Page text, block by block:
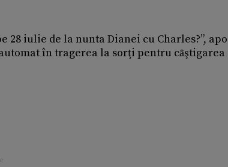
28 iulie de la nunta Dianei cu Charles?”,
în tragerea la sorţi pentru cȃştigarea